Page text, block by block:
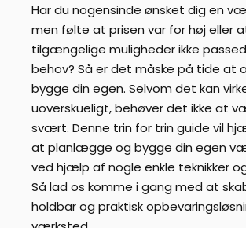
Har du nogensinde ønsket dig en
men følte at prisen var for høj eller
tilgængelige muligheder ikke
behov? Så er det måske på tide at
bygge din egen. Selvom det kan
uoverskueligt, behøver det ikke at
svært. Denne trin for trin guide vil
at planlægge og bygge din egen
ved hjælp af nogle enkle teknikker
Så lad os komme i gang med at
holdbar og praktisk